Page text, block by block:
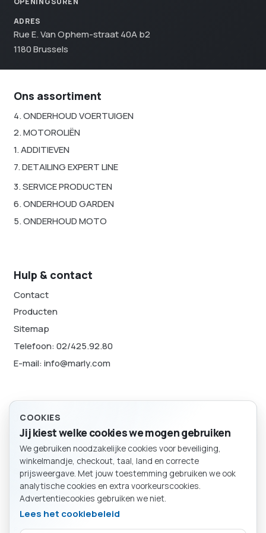
ADRES
Rue E. Van Ophem-straat 40A b2
1180 Brussels
Ons assortiment
4. ONDERHOUD VOERTUIGEN
2. MOTOROLIËN
1. ADDITIEVEN
7. DETAILING EXPERT LINE
3. SERVICE PRODUCTEN
6. ONDERHOUD GARDEN
5. ONDERHOUD MOTO
Hulp & contact
Contact
Producten
Sitemap
Telefoon: 02/425.92.80
E-mail: info@marly.com
Juridisch
Privacybeleid
Cookievoorkeuren
Sitemap
Particulier Bedrijf
COOKIES
Jij kiest welke cookies we mogen gebruiken
We gebruiken noodzakelijke cookies voor beveiliging,
winkelmandje, checkout, taal, land en correcte
prijsweergave. Met jouw toestemming gebruiken we ook
analytische cookies en extra voorkeurscookies.
Advertentiecookies gebruiken we niet.
Lees het cookiebeleid
BESTELLING
Winkelmand